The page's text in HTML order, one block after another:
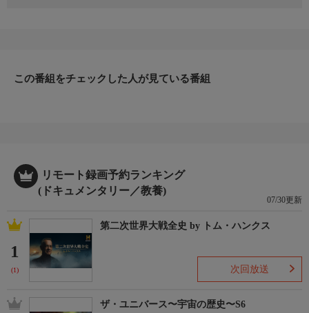
この番組をチェックした人が見ている番組
リモート録画予約ランキング
(ドキュメンタリー／教養)
07/30更新
1
(1)
第二次世界大戦全史 by トム・ハンクス
次回放送
ザ・ユニバース〜宇宙の歴史〜S6